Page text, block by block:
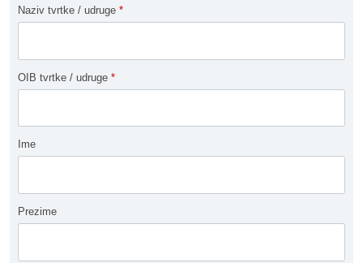
Naziv tvrtke / udruge *
OIB tvrtke / udruge *
Ime
Prezime